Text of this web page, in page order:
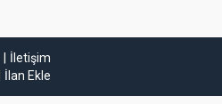
İletişim
İlan Ekle